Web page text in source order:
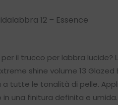
12 – Essence
il trucco per labbra lucide?
shine volume 13 Glazed
tutte le tonalità di pelle.
una finitura definita e